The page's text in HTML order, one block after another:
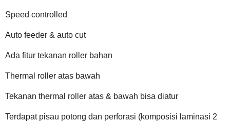
Speed controlled
Auto feeder & auto cut
Ada fitur tekanan roller bahan
Thermal roller atas bawah
Tekanan thermal roller atas & bawah bisa diatur
Terdapat pisau potong dan perforasi (komposisi laminasi 2